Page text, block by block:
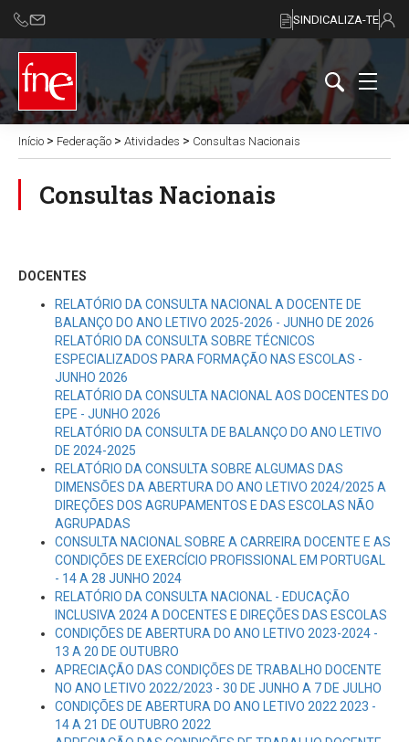
SINDICALIZA-TE
Início > Federação > Atividades > Consultas Nacionais
Consultas Nacionais
DOCENTES
RELATÓRIO DA CONSULTA NACIONAL A DOCENTE DE
BALANÇO DO ANO LETIVO 2025-2026 - JUNHO DE 2026
RELATÓRIO DA CONSULTA SOBRE TÉCNICOS
ESPECIALIZADOS PARA FORMAÇÃO NAS ESCOLAS -
JUNHO 2026
RELATÓRIO DA CONSULTA NACIONAL AOS DOCENTES DO
EPE - JUNHO 2026
RELATÓRIO DA CONSULTA DE BALANÇO DO ANO LETIVO
DE 2024-2025
RELATÓRIO DA CONSULTA SOBRE ALGUMAS DAS
DIMENSÕES DA ABERTURA DO ANO LETIVO 2024/2025 A
DIREÇÕES DOS AGRUPAMENTOS E DAS ESCOLAS NÃO
AGRUPADAS
CONSULTA NACIONAL SOBRE A CARREIRA DOCENTE E AS
CONDIÇÕES DE EXERCÍCIO PROFISSIONAL EM PORTUGAL
- 14 A 28 JUNHO 2024
RELATÓRIO DA CONSULTA NACIONAL - EDUCAÇÃO
INCLUSIVA 2024 A DOCENTES E DIREÇÕES DAS ESCOLAS
CONDIÇÕES DE ABERTURA DO ANO LETIVO 2023-2024 -
13 A 20 DE OUTUBRO
APRECIAÇÃO DAS CONDIÇÕES DE TRABALHO DOCENTE
NO ANO LETIVO 2022/2023 - 30 DE JUNHO A 7 DE JULHO
CONDIÇÕES DE ABERTURA DO ANO LETIVO 2022 2023 -
14 A 21 DE OUTUBRO 2022